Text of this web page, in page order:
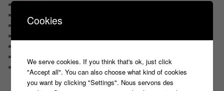
Public aux enregistrements
Quizz et jeux
uncategorized
Vous avez la parole
Cookies
We serve cookies. If you think that's ok, just click
"Accept all". You can also choose what kind of cookies
you want by clicking "Settings". Nous servons des